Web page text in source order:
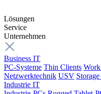
Lösungen
Service
Unternehmen
Business IT
PC-Systeme Thin Clients
Netzwerktechnik USV
Industrie IT